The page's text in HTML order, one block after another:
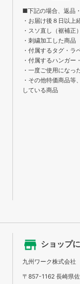
■下記の場合、返品
・お届け後８日以上
・スソ直し（裾補正
・刺繍加工した商品
・付属するタグ・ラ
・付属するハンガー
・一度ご使用になっ
・その他特価商品等
している商品
ショップ
九州ワーク株式会社
〒857-1162 長崎県